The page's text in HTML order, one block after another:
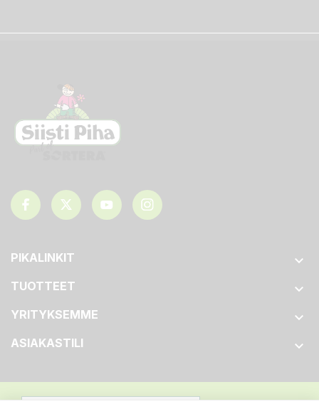
PIKALINKIT 
TUOTTEET 
YRITYKSEMME 
ASIAKASTILI 